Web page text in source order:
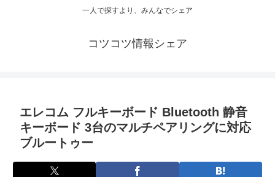
一人で探すより、みんなでシェア
コツコツ情報シェア
エレコム フルキーボード Bluetooth 静音
キーボード 3台のマルチペアリングに対応
ブルートゥー